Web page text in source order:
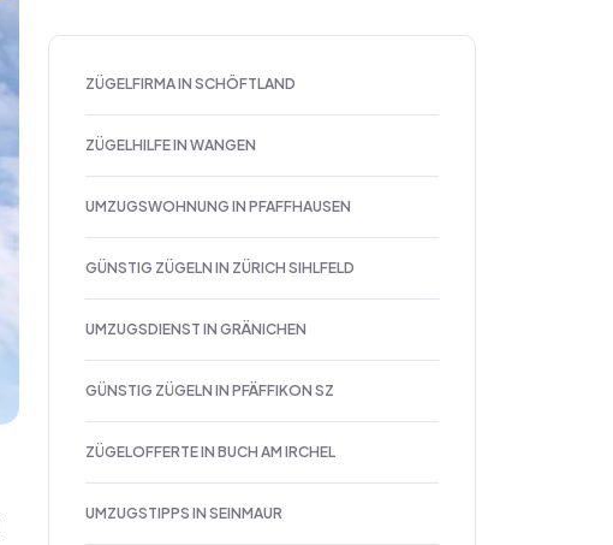
ZÜGELFIRMA IN SCHÖFTLAND
ZÜGELHILFE IN WANGEN
UMZUGSWOHNUNG IN PFAFFHAUSEN
GÜNSTIG ZÜGELN IN ZÜRICH SIHLFELD
UMZUGSDIENST IN GRÄNICHEN
GÜNSTIG ZÜGELN IN PFÄFFIKON SZ
ZÜGELOFFERTE IN BUCH AM IRCHEL
UMZUGSTIPPS IN SEINMAUR